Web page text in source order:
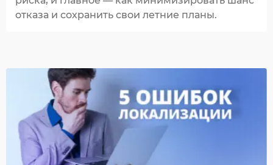
отказа и сохранить свои летние планы.